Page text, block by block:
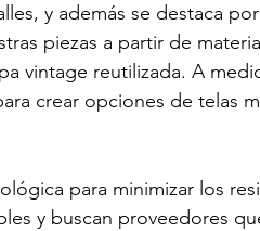
y además se destaca
piezas a partir de
vintage reutilizada. A
crear opciones de telas
para minimizar los
y buscan proveedores